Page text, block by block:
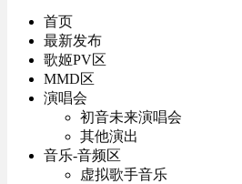
首页
最新发布
歌姬PV区
MMD区
演唱会
初音未来演唱会
其他演出
音乐-音频区
虚拟歌手音乐